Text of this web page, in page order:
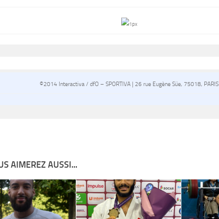
©2014 Interactiva / dfO – SPORTIVA | 26 rue Eugène Süe, 75018, PARIS
AIMEREZ AUSSI...